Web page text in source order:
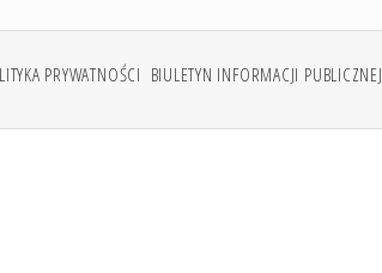
PRYWATNOŚCI BIULETYN INFORMACJI PUBLICZNEJ